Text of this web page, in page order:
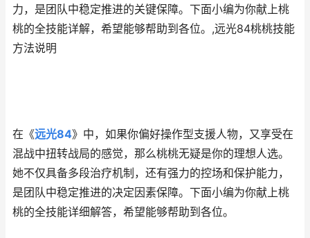
力，是团队中稳定推进的关键保障。下面小编为你献上桃
桃的全技能详解，希望能够帮助到各位。,远光84桃桃技能
方法说明
在《远光84》中，如果你偏好操作型支援人物，又享受在
混战中扭转战局的感觉，那么桃桃无疑是你的理想人选。
她不仅具备多段治疗机制，还有强力的控场和保护能力，
是团队中稳定推进的决定因素保障。下面小编为你献上桃
桃的全技能详细解答，希望能够帮助到各位。